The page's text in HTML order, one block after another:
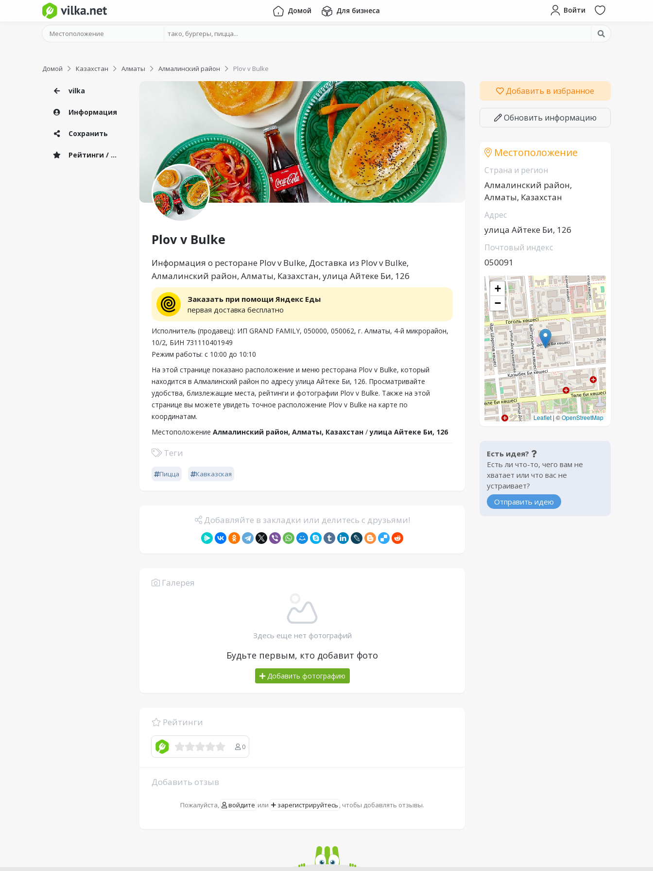
Домой Для бизнеса Войти
Домой Казахстан Алматы Алмалинский район Plov v Bulke
vilka
Информация
Сохранить
Рейтинги / Отзывы
Plov v Bulke
Информация о ресторане Plov v Bulke, Доставка из Plov v Bulke,
Алмалинский район, Алматы, Казахстан, улица Айтеке Би, 126
Заказать при помощи Яндекс Еды
первая доставка бесплатно
Исполнитель (продавец): ИП GRAND FAMILY, 050000, 050062, г. Алматы, 4-й микрорайон,
10/2, БИН 731110401949
Режим работы: с 10:00 до 10:10
На этой странице показано расположение и меню ресторана Plov v Bulke, который
находится в Алмалинский район по адресу улица Айтеке Би, 126. Просматривайте
удобства, близлежащие места, рейтинги и фотографии Plov v Bulke. Также на этой
странице вы можете увидеть точное расположение Plov v Bulke на карте по
координатам.
Местоположение Алмалинский район, Алматы, Казахстан /улица Айтеке Би, 126
Теги
Пицца Кавказская
Добавляйте в закладки или делитесь с друзьями!
Галерея
Здесь еще нет фотографий
Будьте первым, кто добавит фото
Добавить фотографию
Рейтинги
0
Добавить отзыв
Пожалуйста, войдите или зарегистрируйтесь , чтобы добавлять отзывы.
Добавить в избранное
Обновить информацию
Местоположение
Страна и регион
Алмалинский район,
Алматы, Казахстан
Адрес
улица Айтеке Би, 126
Почтовый индекс
050091
+
−
Leaflet | ©OpenStreetMap
Есть идея?
Есть ли что-то, чего вам не
хватает или что вас не
устраивает?
Отправить идею